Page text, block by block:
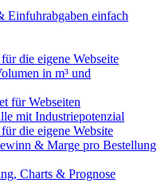
Einfuhrabgaben einfach
die eigene Webseite
in m³ und
für Webseiten
mit Industriepotenzial
die eigene Website
& Marge pro Bestellung
Charts & Prognose